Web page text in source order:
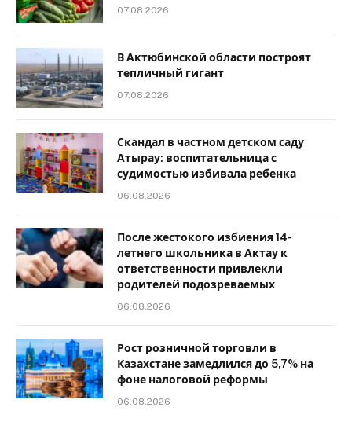
07.08.2026
В Актюбинской области построят
тепличный гигант
07.08.2026
Скандал в частном детском саду
Атырау: воспитательница с
судимостью избивала ребенка
06.08.2026
После жестокого избиения 14-
летнего школьника в Актау к
ответственности привлекли
родителей подозреваемых
06.08.2026
Рост розничной торговли в
Казахстане замедлился до 5,7% на
фоне налоговой реформы
06.08.2026